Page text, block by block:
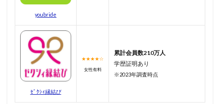
youbride
ｾﾞｸｼｨ縁結び
★★★★☆
女性有料
累計会員数210万人
学歴証明あり
※2023年調査時点